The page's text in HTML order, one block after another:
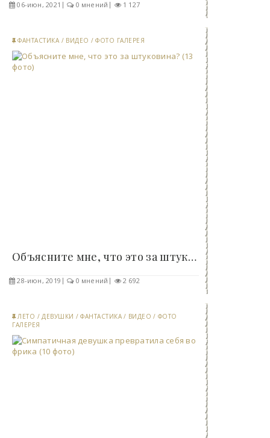
06-июн, 2021 0 мнений 1 127
ФАНТАСТИКА / ВИДЕО /ФОТО ГАЛЕРЕЯ
Объясните мне, что это за штуковина? (13 фото)..
28-июн, 2019 0 мнений 2 692
ЛЕТО /ДЕВУШКИ /ФАНТАСТИКА / ВИДЕО / ФОТО
ГАЛЕРЕЯ